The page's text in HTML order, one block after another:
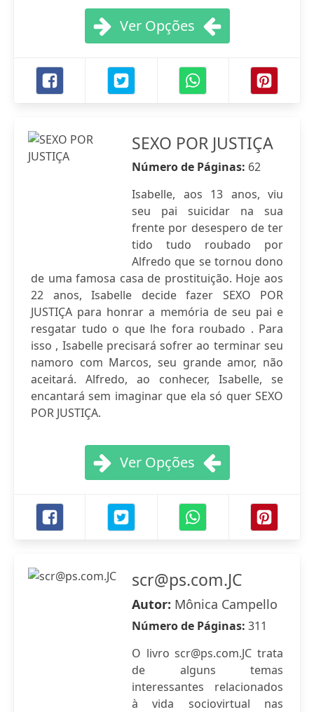
Ver Opções
SEXO POR JUSTIÇA
Número de Páginas: 62
Isabelle, aos 13 anos, viu
seu pai suicidar na sua
frente por desespero de ter
tido tudo roubado por
Alfredo que se tornou dono
de uma famosa casa de prostituição. Hoje aos
22 anos, Isabelle decide fazer SEXO POR
JUSTIÇA para honrar a memória de seu pai e
resgatar tudo o que lhe fora roubado . Para
isso , Isabelle precisará sofrer ao terminar seu
namoro com Marcos, seu grande amor, não
aceitará. Alfredo, ao conhecer, Isabelle, se
encantará sem imaginar que ela só quer SEXO
POR JUSTIÇA.
Ver Opções
scr@ps.com.JC
Autor: Mônica Campello
Número de Páginas: 311
O livroscr@ps.com.JC trata
de alguns temas
interessantes relacionados
à vida sociovirtual nas